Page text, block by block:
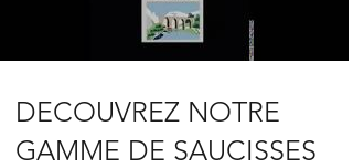
DECOUVREZ NOTRE
GAMME DE SAUCISSES